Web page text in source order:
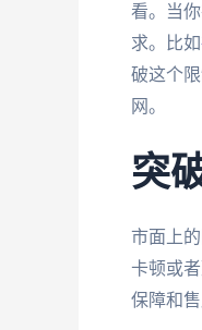
看。当
求。比如
破这个
网。
突
市面上
卡顿或
保障和